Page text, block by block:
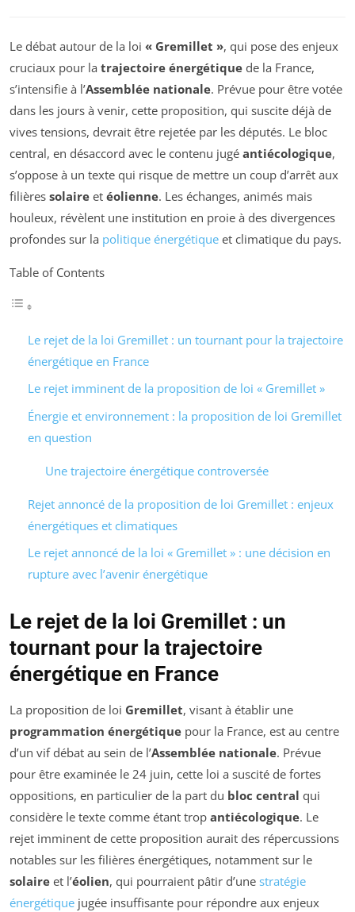
Le débat autour de la loi « Gremillet », qui pose des enjeux
cruciaux pour la trajectoire énergétique de la France,
s’intensifie à l’Assemblée nationale. Prévue pour être votée
dans les jours à venir, cette proposition, qui suscite déjà de
vives tensions, devrait être rejetée par les députés. Le bloc
central, en désaccord avec le contenu jugé antiécologique,
s’oppose à un texte qui risque de mettre un coup d’arrêt aux
filières solaire et éolienne. Les échanges, animés mais
houleux, révèlent une institution en proie à des divergences
profondes sur la politique énergétique et climatique du pays.
Table of Contents
Le rejet de la loi Gremillet : un tournant pour la trajectoire
énergétique en France
Le rejet imminent de la proposition de loi « Gremillet »
Énergie et environnement : la proposition de loi Gremillet
en question
Une trajectoire énergétique controversée
Rejet annoncé de la proposition de loi Gremillet : enjeux
énergétiques et climatiques
Le rejet annoncé de la loi « Gremillet » : une décision en
rupture avec l’avenir énergétique
Le rejet de la loi Gremillet : un
tournant pour la trajectoire
énergétique en France
La proposition de loi Gremillet, visant à établir une
programmation énergétique pour la France, est au centre
d’un vif débat au sein de l’Assemblée nationale. Prévue
pour être examinée le 24 juin, cette loi a suscité de fortes
oppositions, en particulier de la part du bloc central qui
considère le texte comme étant trop antiécologique. Le
rejet imminent de cette proposition aurait des répercussions
notables sur les filières énergétiques, notamment sur le
solaire et l’éolien, qui pourraient pâtir d’une stratégie
énergétique jugée insuffisante pour répondre aux enjeux